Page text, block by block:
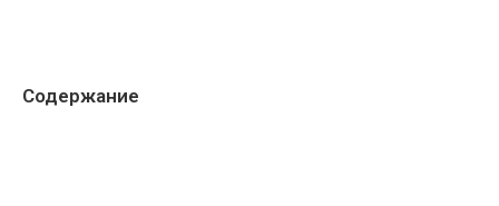
Содержание